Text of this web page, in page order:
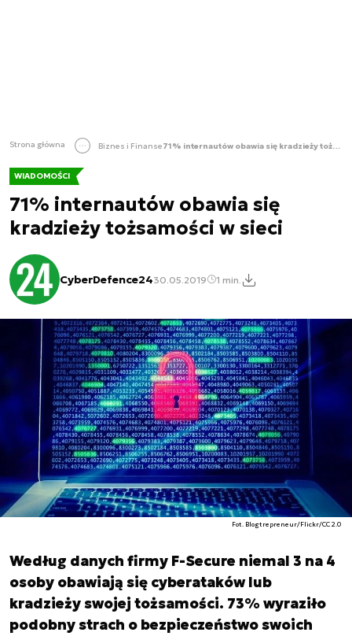
Strona główna Biznes i Finanse 71% internautów obawia się kradzieży tożsamości w sieci
WIADOMOŚCI
71% internautów obawia się
kradzieży tożsamości w sieci
CyberDefence2430.05.2019 1 min.
Fot. Blogtrepreneur/Flickr/CC 2.0
Według danych firmy F-Secure niemal 3 na 4
osoby obawiają się cyberataków lub
kradzieży swojej tożsamości. 73% wyraziło
podobny strach o bezpieczeństwo swoich